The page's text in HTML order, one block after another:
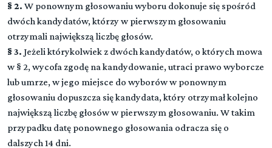
§ 2. W ponownym głosowaniu wyboru dokonuje się spośród
dwóch kandydatów, którzy w pierwszym głosowaniu
otrzymali największą liczbę głosów.
§ 3. Jeżeli którykolwiek z dwóch kandydatów, o których mowa
w § 2, wycofa zgodę na kandydowanie, utraci prawo wyborcze
lub umrze, w jego miejsce do wyborów w ponownym
głosowaniu dopuszcza się kandydata, który otrzymał kolejno
największą liczbę głosów w pierwszym głosowaniu. W takim
przypadku datę ponownego głosowania odracza się o
dalszych 14 dni.